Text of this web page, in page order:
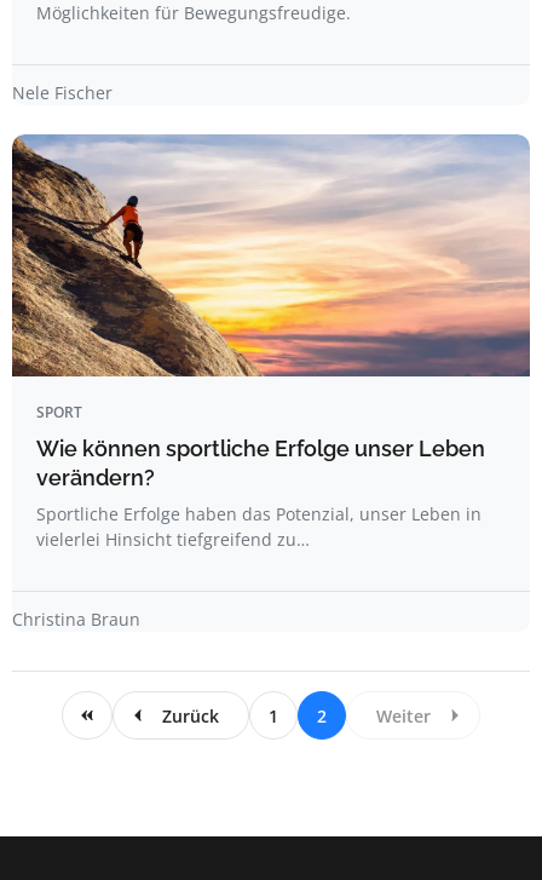
Möglichkeiten für Bewegungsfreudige.
Nele Fischer
SPORT
Wie können sportliche Erfolge unser Leben
verändern?
Sportliche Erfolge haben das Potenzial, unser Leben in
vielerlei Hinsicht tiefgreifend zu…
Christina Braun
Zurück 1 2 Weiter